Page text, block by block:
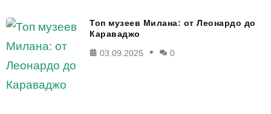
Топ музеев Милана: от Леонардо до
Караваджо
03.09.2025
0